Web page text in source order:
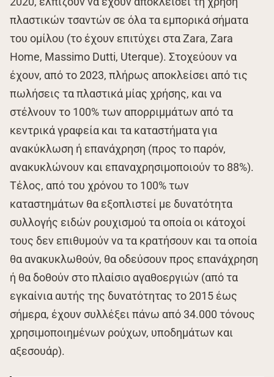
πλαστικών τσαντών σε όλα τα εμπορικά σήματα
του ομίλου (το έχουν επιτύχει στα Zara, Zara
Home, Massimo Dutti, Uterque). Στοχεύουν να
έχουν, από το 2023, πλήρως αποκλείσει από τις
πωλήσεις τα πλαστικά μίας χρήσης, και να
στέλνουν το 100% των απορριμμάτων από τα
κεντρικά γραφεία και τα καταστήματα για
ανακύκλωση ή επανάχρηση (προς το παρόν,
ανακυκλώνουν και επαναχρησιμοποιούν το 88%).
Τέλος, από του χρόνου το 100% των
καταστημάτων θα εξοπλιστεί με δυνατότητα
συλλογής ειδών ρουχισμού τα οποία οι κάτοχοί
τους δεν επιθυμούν να τα κρατήσουν και τα οποία
θα ανακυκλωθούν, θα οδεύσουν προς επανάχρηση
ή θα δοθούν στο πλαίσιο αγαθοεργιών (από τα
εγκαίνια αυτής της δυνατότητας το 2015 έως
σήμερα, έχουν συλλέξει πάνω από 34.000 τόνους
χρησιμοποιημένων ρούχων, υποδημάτων και
αξεσουάρ).